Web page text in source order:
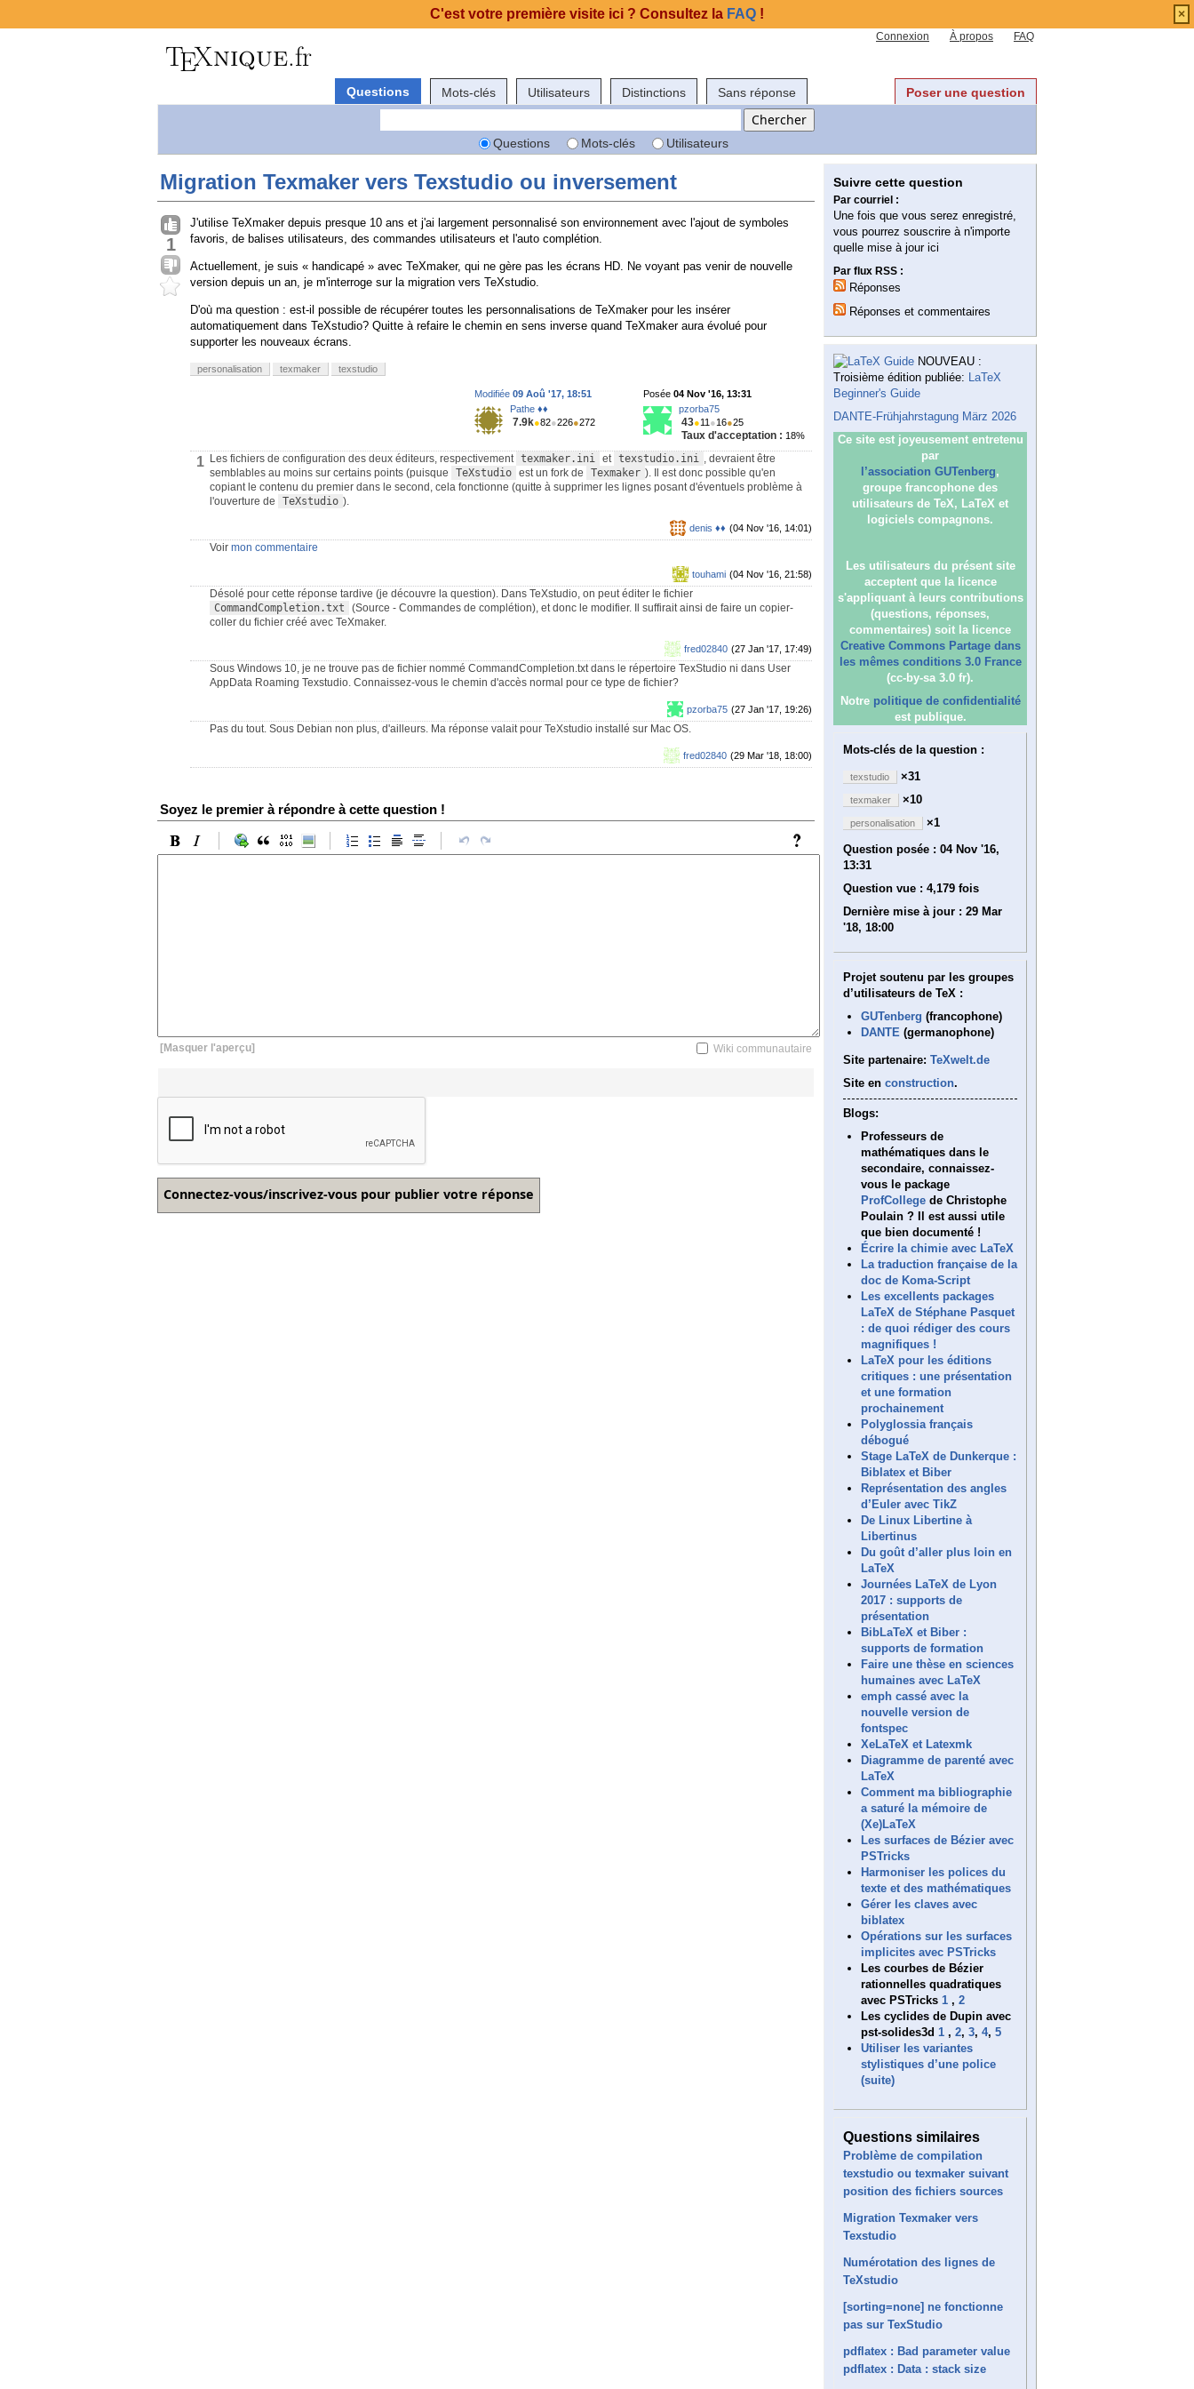
Connexion À propos FAQ
Questions Mots-clés Utilisateurs Distinctions Sans réponse Poser une question
Questions Mots-clés Utilisateurs
Migration Texmaker vers Texstudio ou inversement
1
J'utilise TeXmaker depuis presque 10 ans et j'ai largement personnalisé son environnement avec l'ajout de symboles
favoris, de balises utilisateurs, des commandes utilisateurs et l'auto complétion.
Actuellement, je suis « handicapé » avec TeXmaker, qui ne gère pas les écrans HD. Ne voyant pas venir de nouvelle
version depuis un an, je m'interroge sur la migration vers TeXstudio.
D'où ma question : est-il possible de récupérer toutes les personnalisations de TeXmaker pour les insérer
automatiquement dans TeXstudio? Quitte à refaire le chemin en sens inverse quand TeXmaker aura évolué pour
supporter les nouveaux écrans.
personalisation texmaker texstudio
Posée 04 Nov '16, 13:31
pzorba75
43●11 ●16●25
Taux d'acceptation : 18%
Modifiée 09 Aoû '17, 18:51
Pathe ♦♦
7.9k●82●226●272
1 Les fichiers de configuration des deux éditeurs, respectivement texmaker.ini et texstudio.ini , devraient être
semblables au moins sur certains points (puisque
TeXstudio est un fork de Texmaker ). Il est donc possible qu'en
copiant le contenu du premier dans le second, cela fonctionne (quitte à supprimer les lignes posant d'éventuels problème à
l'ouverture de
TeXstudio ).
(04 Nov '16, 14:01)
denis ♦♦
Voir mon commentaire
(04 Nov '16, 21:58)
touhami
Désolé pour cette réponse tardive (je découvre la question). Dans TeXstudio, on peut éditer le fichier
CommandCompletion.txt
(Source - Commandes de complétion), et donc le modifier. Il suffirait ainsi de faire un copier-
coller du fichier créé avec TeXmaker.
(27 Jan '17, 17:49)
fred02840
Sous Windows 10, je ne trouve pas de fichier nommé CommandCompletion.txt dans le répertoire TexStudio ni dans User
AppData Roaming Texstudio. Connaissez-vous le chemin d'accès normal pour ce type de fichier?
(27 Jan '17, 19:26)
pzorba75
Pas du tout. Sous Debian non plus, d'ailleurs. Ma réponse valait pour TeXstudio installé sur Mac OS.
(29 Mar '18, 18:00)
fred02840
Soyez le premier à répondre à cette question !
[Masquer l'aperçu] Wiki communautaire
Suivre cette question
Par courriel :
Une fois que vous serez enregistré,
vous pourrez souscrire à n'importe
quelle mise à jour ici
Par flux RSS :
Réponses
Réponses et commentaires
NOUVEAU :
Troisième édition publiée: LaTeX
Beginner's Guide
DANTE-Frühjahrstagung März 2026
Ce site est joyeusement entretenu
par
l’association GUTenberg,
groupe francophone des
utilisateurs de TeX, LaTeX et
logiciels compagnons.
Les utilisateurs du présent site
acceptent que la licence
s'appliquant à leurs contributions
(questions, réponses,
commentaires) soit la licence
Creative Commons Partage dans
les mêmes conditions 3.0 France
(cc-by-sa 3.0 fr).
Notre politique de confidentialité
est publique.
Mots-clés de la question :
texstudio ×31
texmaker ×10
personalisation
×1
Question posée : 04 Nov '16,
13:31
Question vue : 4,179 fois
Dernière mise à jour : 29 Mar
'18, 18:00
Projet soutenu par les groupes
d’utilisateurs de TeX :
GUTenberg (francophone)
DANTE (germanophone)
Site partenaire: TeXwelt.de
Site en construction.
Blogs:
Professeurs de
mathématiques dans le
secondaire, connaissez-
vous le package
ProfCollege de Christophe
Poulain ? Il est aussi utile
que bien documenté !
Écrire la chimie avec LaTeX
La traduction française de la
doc de Koma-Script
Les excellents packages
LaTeX de Stéphane Pasquet
: de quoi rédiger des cours
magnifiques !
LaTeX pour les éditions
critiques : une présentation
et une formation
prochainement
Polyglossia français
débogué
Stage LaTeX de Dunkerque :
Biblatex et Biber
Représentation des angles
d’Euler avec TikZ
De Linux Libertine à
Libertinus
Du goût d’aller plus loin en
LaTeX
Journées LaTeX de Lyon
2017 : supports de
présentation
BibLaTeX et Biber :
supports de formation
Faire une thèse en sciences
humaines avec LaTeX
emph cassé avec la
nouvelle version de
fontspec
XeLaTeX et Latexmk
Diagramme de parenté avec
LaTeX
Comment ma bibliographie
a saturé la mémoire de
(Xe)LaTeX
Les surfaces de Bézier avec
PSTricks
Harmoniser les polices du
texte et des mathématiques
Gérer les claves avec
biblatex
Opérations sur les surfaces
implicites avec PSTricks
Les courbes de Bézier
rationnelles quadratiques
avec PSTricks 1 , 2
Les cyclides de Dupin avec
pst-solides3d 1 , 2, 3, 4, 5
Utiliser les variantes
stylistiques d’une police
(suite)
Questions similaires
Problème de compilation
texstudio ou texmaker suivant
position des fichiers sources
Migration Texmaker vers
Texstudio
Numérotation des lignes de
TeXstudio
[sorting=none] ne fonctionne
pas sur TexStudio
pdflatex : Bad parameter value
pdflatex : Data : stack size
C'est votre première visite ici ? Consultez la FAQ ! ×